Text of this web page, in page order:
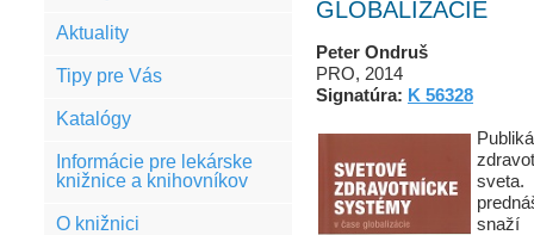
Aktuality
Tipy pre Vás
Katalógy
Informácie pre lekárske
knižnice a knihovníkov
O knižnici
GLOBALIZÁCIE
Peter Ondruš
PRO, 2014
Signatúra: K 56328
sveta.
snaží